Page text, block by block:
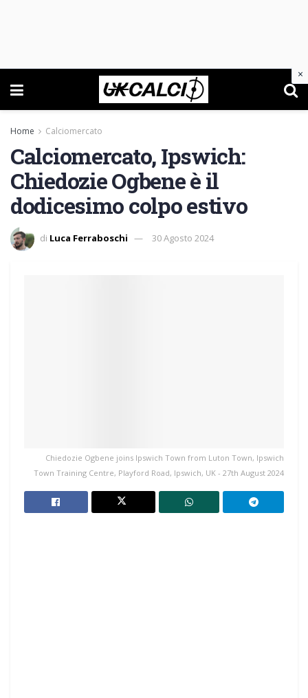
Home Calciomercato
Calciomercato, Ipswich:
Chiedozie Ogbene è il
dodicesimo colpo estivo
di Luca Ferraboschi 30 Agosto 2024
Chiedozie Ogbene joins Ipswich Town from Luton Town, Ipswich
Town Training Centre, Playford Road, Ipswich, UK - 27th August 2024
×